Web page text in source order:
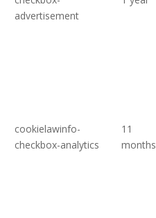
advertisement
cookielawinfo-
checkbox-analytics
11
months